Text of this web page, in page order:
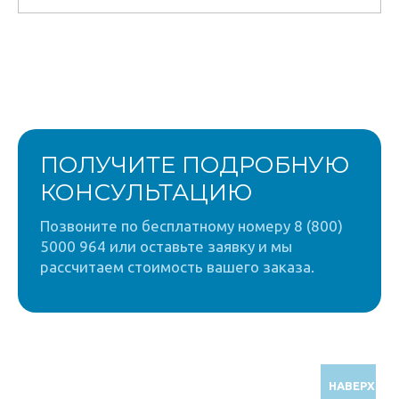
ПОЛУЧИТЕ ПОДРОБНУЮ
КОНСУЛЬТАЦИЮ
Позвоните по бесплатному номеру 8 (800)
5000 964 или оставьте заявку и мы
рассчитаем стоимость вашего заказа.
НАВЕРХ